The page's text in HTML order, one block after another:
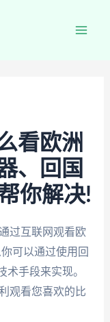
看欧洲
、回国
你解决!
过互联网观看欧
可以通过使用回
术手段来实现。
观看您喜欢的比